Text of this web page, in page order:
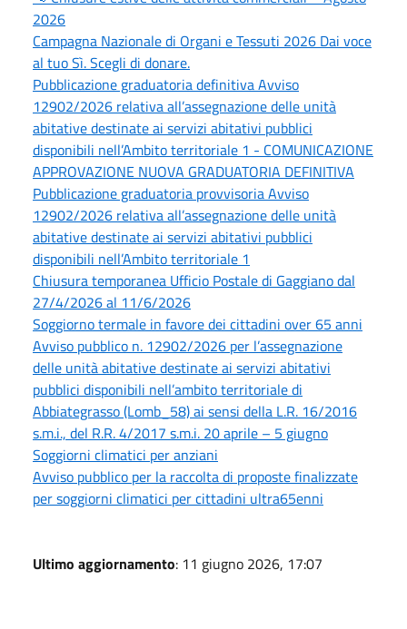
2026
Campagna Nazionale di Organi e Tessuti 2026 Dai voce
al tuo Sì. Scegli di donare.
Pubblicazione graduatoria definitiva Avviso
12902/2026 relativa all’assegnazione delle unità
abitative destinate ai servizi abitativi pubblici
disponibili nell’Ambito territoriale 1 - COMUNICAZIONE
APPROVAZIONE NUOVA GRADUATORIA DEFINITIVA
Pubblicazione graduatoria provvisoria Avviso
12902/2026 relativa all’assegnazione delle unità
abitative destinate ai servizi abitativi pubblici
disponibili nell’Ambito territoriale 1
Chiusura temporanea Ufficio Postale di Gaggiano dal
27/4/2026 al 11/6/2026
Soggiorno termale in favore dei cittadini over 65 anni
Avviso pubblico n. 12902/2026 per l’assegnazione
delle unità abitative destinate ai servizi abitativi
pubblici disponibili nell’ambito territoriale di
Abbiategrasso (Lomb_58) ai sensi della L.R. 16/2016
s.m.i., del R.R. 4/2017 s.m.i. 20 aprile – 5 giugno
Soggiorni climatici per anziani
Avviso pubblico per la raccolta di proposte finalizzate
per soggiorni climatici per cittadini ultra65enni
Ultimo aggiornamento: 11 giugno 2026, 17:07